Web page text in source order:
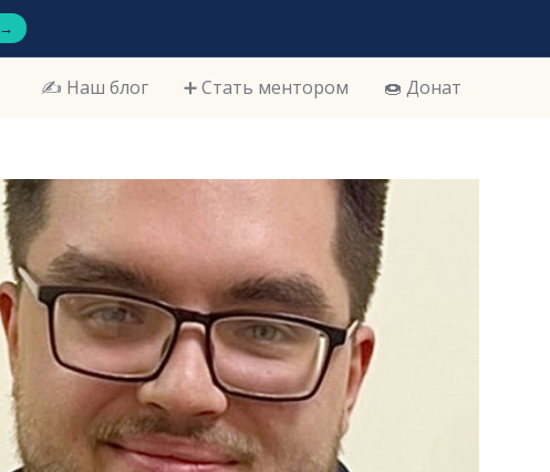
→
✍️ Наш блог ➕ Стать ментором 🍩 Донат